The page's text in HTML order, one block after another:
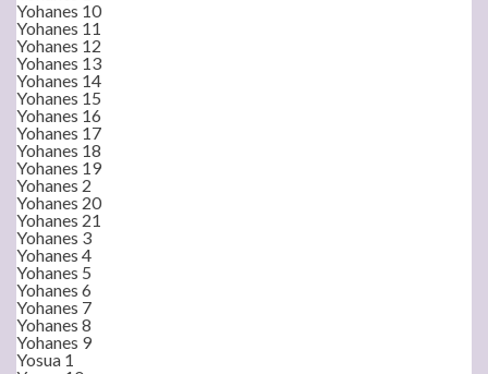
Yohanes 10
Yohanes 11
Yohanes 12
Yohanes 13
Yohanes 14
Yohanes 15
Yohanes 16
Yohanes 17
Yohanes 18
Yohanes 19
Yohanes 2
Yohanes 20
Yohanes 21
Yohanes 3
Yohanes 4
Yohanes 5
Yohanes 6
Yohanes 7
Yohanes 8
Yohanes 9
Yosua 1